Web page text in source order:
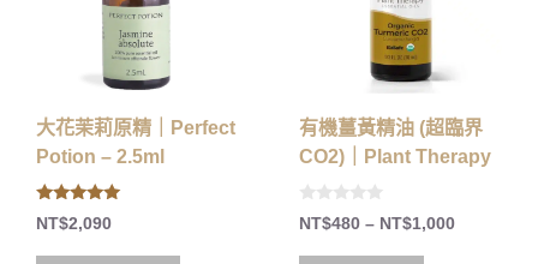
大花茉莉原精｜Perfect
Potion – 2.5ml
5.00
out of 5
NT$2,090
有機薑黃精油 (超臨界
CO2)｜Plant Therapy
0
oNT$480 – NT$1,000